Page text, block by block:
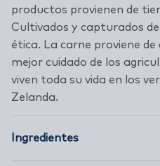
productos provienen de
Cultivados y capturados
ética. La carne proviene de
mejor cuidado de los
viven toda su vida en los
Zelanda.
Ingredientes